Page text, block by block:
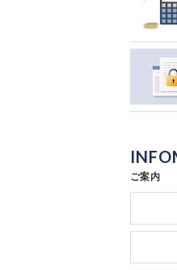
ご案内